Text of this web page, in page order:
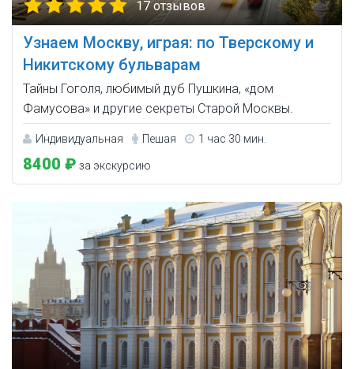
17 отзывов
Узнаем Москву, играя: по Тверскому и
Никитскому бульварам
Тайны Гоголя, любимый дуб Пушкина, «дом
Фамусова» и другие секреты Старой Москвы.
Индивидуальная Пешая 1 час 30 мин.
8400 ₽ за экскурсию